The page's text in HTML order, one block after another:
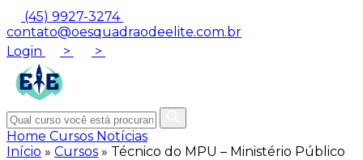
(45) 9927-3274
contato@oesquadraodeelite.com.br
Login
> >
Home Cursos Notícias
Início » Cursos » Técnico do MPU – Ministério Público